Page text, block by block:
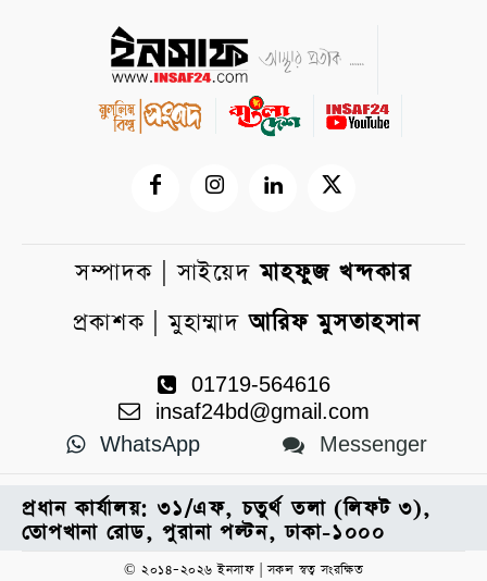
সম্পাদক | সাইয়েদমাহফুজ খন্দকার
প্রকাশক | মুহাম্মাদআরিফ মুসতাহসান
01719-564616
insaf24bd@gmail.com
WhatsApp
Messenger
প্রধান কার্যালয়: ৩১/এফ, চতুর্থ তলা (লিফট ৩),
তোপখানা রোড, পুরানা পল্টন, ঢাকা-১০০০
© ২০১৪–২০২৬ ইনসাফ | সকল স্বত্ব সংরক্ষিত